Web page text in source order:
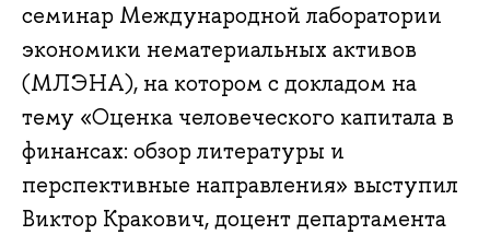
семинар Международной лаборатории
экономики нематериальных активов
(МЛЭНА), на котором с докладом на
тему «Оценка человеческого капитала в
финансах: обзор литературы и
перспективные направления» выступил
Виктор Кракович, доцент департамента